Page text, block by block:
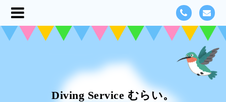
Diving Service むらい。